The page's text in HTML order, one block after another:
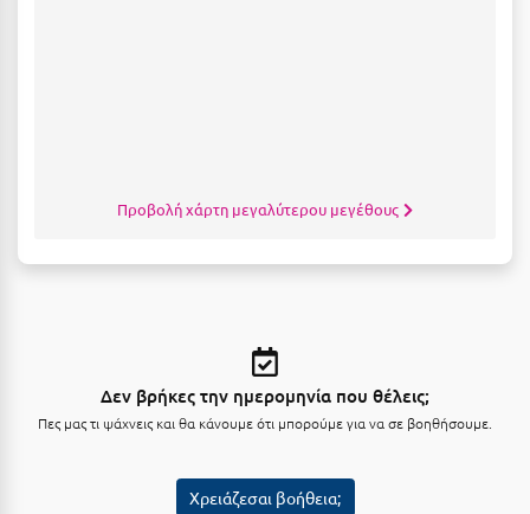
Λασίθι
Προβολή χάρτη μεγαλύτερου μεγέθους
Δεν βρήκες την ημερομηνία που θέλεις;
Πες μας τι ψάχνεις και θα κάνουμε ότι μπορούμε για να σε βοηθήσουμε.
Χρειάζεσαι βοήθεια;